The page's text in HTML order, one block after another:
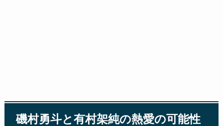
磯村勇斗と有村架純の熱愛の可能性